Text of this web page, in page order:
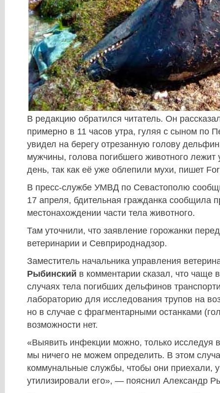
В редакцию обратился читатель. Он
примерно в 11 часов утра, гуляя с сыном по
увидел на берегу отрезанную голову
мужчины, голова погибшего животного
день, так как её уже облепили мухи, пишет
В пресс-службе УМВД по Севастополю
17 апреля, бдительная гражданка сообщила
местонахождении части тела животного.
Там уточнили, что заявление горожанки
ветеринарии и Севприроднадзор.
Заместитель начальника управления
Рыбинский в комментарии сказал, что чаще
случаях тела погибших дельфинов
лабораторию для исследования трупов на
но в случае с фрагментарными останками
возможности нет.
«Выявить инфекции можно, только исследуя
мы ничего не можем определить. В этом
коммунальные службы, чтобы они приехали,
утилизировали его», — пояснил Александр